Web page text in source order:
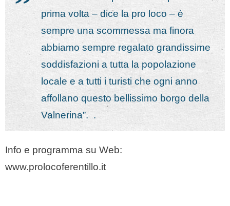
prima volta – dice la pro loco – è
sempre una scommessa ma finora
abbiamo sempre regalato grandissime
soddisfazioni a tutta la popolazione
locale e a tutti i turisti che ogni anno
affollano questo bellissimo borgo della
Valnerina”. .
Info e programma su Web:
www.prolocoferentillo.it